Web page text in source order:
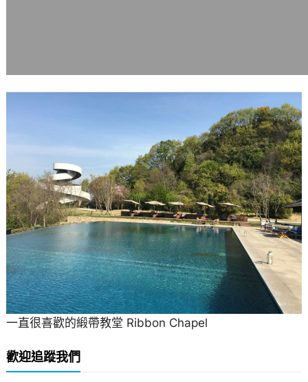
一直很喜歡的緞帶教堂 Ribbon Chapel
歡迎追蹤我們